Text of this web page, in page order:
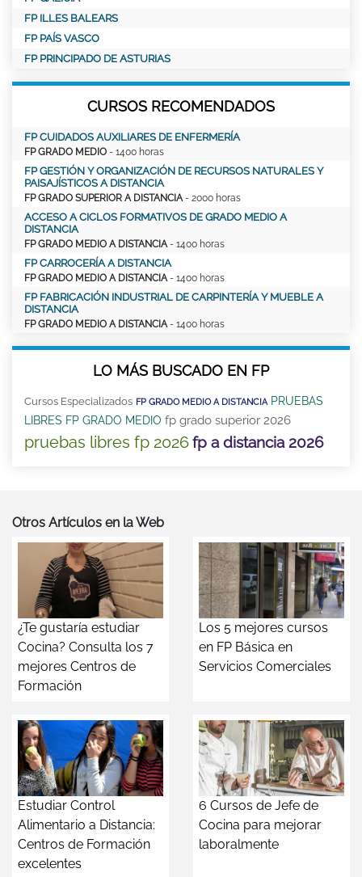
FP ILLES BALEARS
FP PAÍS VASCO
FP PRINCIPADO DE ASTURIAS
CURSOS RECOMENDADOS
FP CUIDADOS AUXILIARES DE ENFERMERÍA
FP GRADO MEDIO - 1400 horas
FP GESTIÓN Y ORGANIZACIÓN DE RECURSOS NATURALES Y
PAISAJÍSTICOS A DISTANCIA
FP GRADO SUPERIOR A DISTANCIA- 2000 horas
ACCESO A CICLOS FORMATIVOS DE GRADO MEDIO A
DISTANCIA
FP GRADO MEDIO A DISTANCIA- 1400 horas
FP CARROCERÍA A DISTANCIA
FP GRADO MEDIO A DISTANCIA- 1400 horas
FP FABRICACIÓN INDUSTRIAL DE CARPINTERÍA Y MUEBLE A
DISTANCIA
FP GRADO MEDIO A DISTANCIA- 1400 horas
LO MÁS BUSCADO EN FP
Cursos Especializados FP GRADO MEDIO A DISTANCIA PRUEBAS
LIBRES FP GRADO MEDIO fp grado superior 2026
pruebas libres fp 2026fp a distancia 2026
Otros Artículos en la Web
¿Te gustaría estudiar
Cocina? Consulta los 7
mejores Centros de
Formación
Los 5 mejores cursos
en FP Básica en
Servicios Comerciales
Estudiar Control
Alimentario a Distancia:
Centros de Formación
excelentes
6 Cursos de Jefe de
Cocina para mejorar
laboralmente